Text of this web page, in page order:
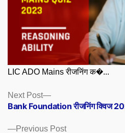
LIC ADO Mains रीजनिंग क�...
Posts
navigation
Previous PostPrevious
Next Post
Next
post:
Bank Foundation रीजनिंग क्विज